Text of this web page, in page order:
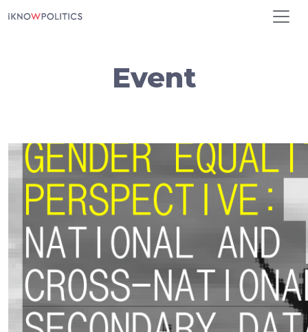
Event